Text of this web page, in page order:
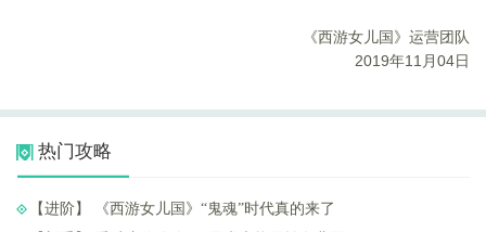
《西游女儿国》运营团队
2019年11月04日
热门攻略
【进阶】 ​《西游女儿国》“鬼魂”时代真的来了